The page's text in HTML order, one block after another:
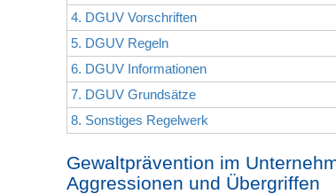
4. DGUV Vorschriften
5. DGUV Regeln
6. DGUV Informationen
7. DGUV Grundsätze
8. Sonstiges Regelwerk
Gewaltprävention im
Aggressionen und Übergriffen